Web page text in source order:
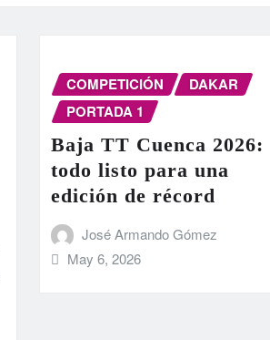
COMPETICIÓN
DAKAR
PORTADA 1
Baja TT Cuenca 2026:
todo listo para una
edición de récord
José Armando Gómez
May 6, 2026